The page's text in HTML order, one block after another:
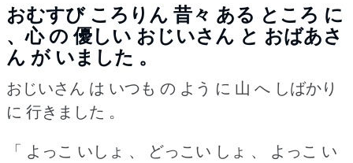
おむすび ころりん 昔々 ある ところ に
、心 の 優しい おじいさん と おばあさ
ん が いました 。
おじいさん は いつも の よう に 山 へ しばかり
に 行きました 。
「 よっこ いしょ 、 どっこい しょ 、 よっこ い